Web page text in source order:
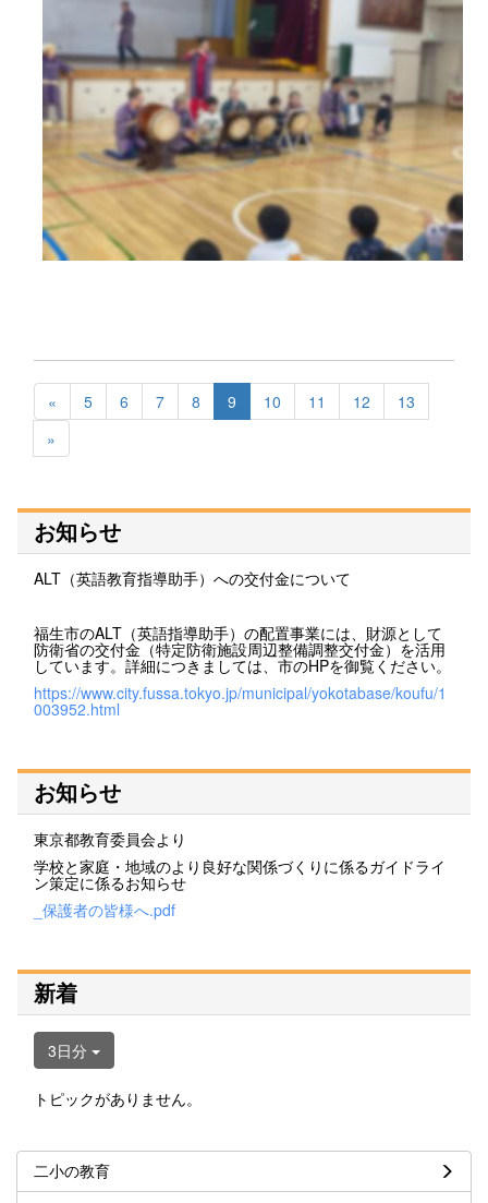
« 5 6 7 8 9 10 11 12
13
»
お知らせ
ALT（英語教育指導助手）への交付金について
福生市のALT（英語指導助手）の配置事業には、財源として
防衛省の交付金（特定防衛施設周辺整備調整交付金）を活用
しています。詳細につきましては、市のHPを御覧ください。
https://www.city.fussa.tokyo.jp/municipal/yokotabase/koufu/1
003952.html
お知らせ
東京都教育委員会より
学校と家庭・地域のより良好な関係づくりに係るガイドライ
ン策定に係るお知らせ
_保護者の皆様へ.pdf
新着
3日分
トピックがありません。
二小の教育